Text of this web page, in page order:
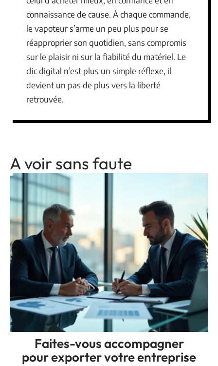
connaissance de cause. À chaque commande,
le vapoteur s’arme un peu plus pour se
réapproprier son quotidien, sans compromis
sur le plaisir ni sur la fiabilité du matériel. Le
clic digital n’est plus un simple réflexe, il
devient un pas de plus vers la liberté
retrouvée.
A voir sans faute
Faites-vous accompagner
pour exporter votre entreprise